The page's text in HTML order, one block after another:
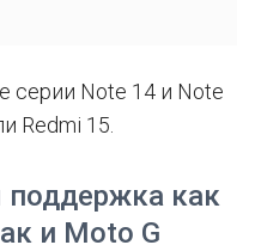
серии Note 14 и Note
Redmi 15.
поддержка как
и Moto G